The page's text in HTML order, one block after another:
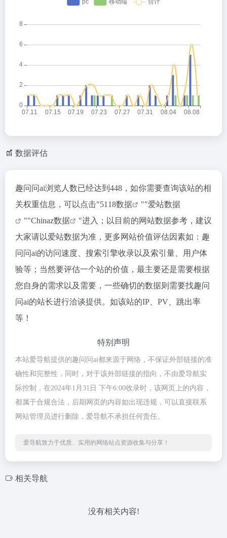
数据评估
趣问问ai浏览人数已经达到448，如你需要查询该站的相
关权重信息，可以点击"5118数据 ""爱站数据
""Chinaz数据
"进入；以目前的网站数据参考，建议
大家请以爱站数据为准，更多网站价值评估因素如：趣
问问ai的访问速度、搜索引擎收录以及索引量、用户体
验等；当然要评估一个站的价值，最主要还是需要根据
您自身的需求以及需要，一些确切的数据则需要找趣问
问ai的站长进行洽谈提供。如该站的IP、PV、跳出率
等！
特别声明
本站爱导航提供的趣问问ai都来源于网络，不保证外部链接的准
确性和完整性，同时，对于该外部链接的指向，不由爱导航实
际控制，在2024年1月31日 下午6:00收录时，该网页上的内容，
都属于合规合法，后期网页的内容如出现违规，可以直接联系
网站管理员进行删除，爱导航不承担任何责任。
爱导航致力于优质、实用的网络站点资源收集与分享！
相关导航
没有相关内容!